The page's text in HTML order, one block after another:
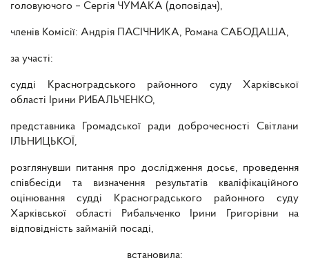
головуючого – Сергія ЧУМАКА (доповідач),
членів Комісії: Андрія ПАСІЧНИКА, Романа САБОДАША,
за участі:
судді Красноградського районного суду Харківської
області Ірини РИБАЛЬЧЕНКО,
представника Громадської ради доброчесності Світлани
ІЛЬНИЦЬКОЇ,
розглянувши питання про дослідження досьє, проведення
співбесіди та визначення результатів кваліфікаційного
оцінювання судді Красноградського районного суду
Харківської області Рибальченко Ірини Григорівни на
відповідність займаній посаді,
встановила: